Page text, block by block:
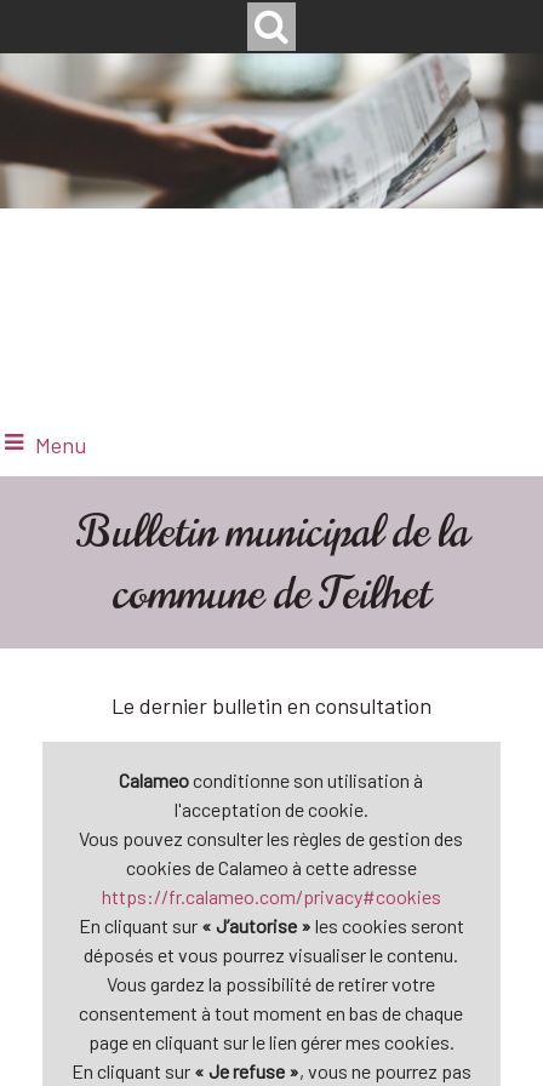
Menu
Bulletin municipal de la
commune de Teilhet
Le dernier bulletin en consultation
Calameoconditionne son utilisation à
l'acceptation de cookie.
Vous pouvez consulter les règles de gestion des
cookies de Calameo à cette adresse
https://fr.calameo.com/privacy#cookies
En cliquant sur « J’autorise » les cookies seront
déposés et vous pourrez visualiser le contenu.
Vous gardez la possibilité de retirer votre
consentement à tout moment en bas de chaque
page en cliquant sur le lien gérer mes cookies.
En cliquant sur « Je refuse », vous ne pourrez pas